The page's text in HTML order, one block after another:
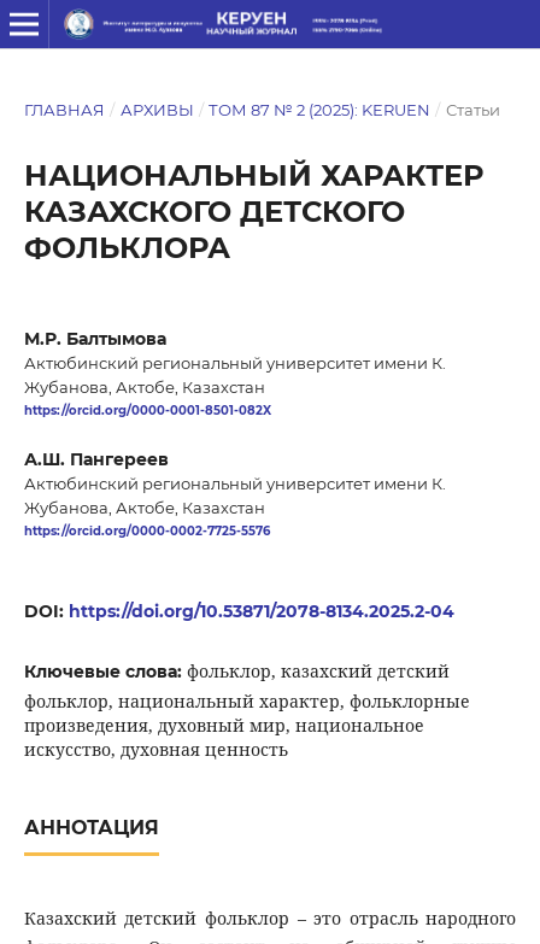
ГЛАВНАЯ / АРХИВЫ / ТОМ 87 № 2 (2025): KERUEN / Статьи
НАЦИОНАЛЬНЫЙ ХАРАКТЕР
КАЗАХСКОГО ДЕТСКОГО
ФОЛЬКЛОРА
М.Р. Балтымова
Актюбинский региональный университет имени К.
Жубанова, Актобе, Казахстан
https://orcid.org/0000-0001-8501-082X
А.Ш. Пангереев
Актюбинский региональный университет имени К.
Жубанова, Актобе, Казахстан
https://orcid.org/0000-0002-7725-5576
DOI: https://doi.org/10.53871/2078-8134.2025.2-04
Ключевые слова: фольклор, казахский детский
фольклор, национальный характер, фольклорные
произведения, духовный мир, национальное
искусство, духовная ценность
АННОТАЦИЯ
Казахский детский фольклор – это отрасль народного